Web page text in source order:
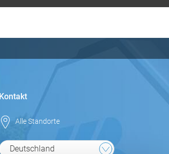
Kontakt
Alle Standorte
Deutschland